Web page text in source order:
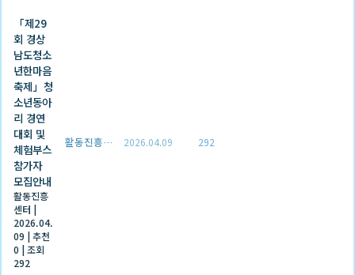
「제29
회 경상
남도청소
년한마음
축제」청
소년동아
리 경연
대회 및
체험부스
참가자
모집안내
활동진흥
센터 |
2026.04.
09 |추천
0 |조회
292
활동진흥센터 2026.04.09 292